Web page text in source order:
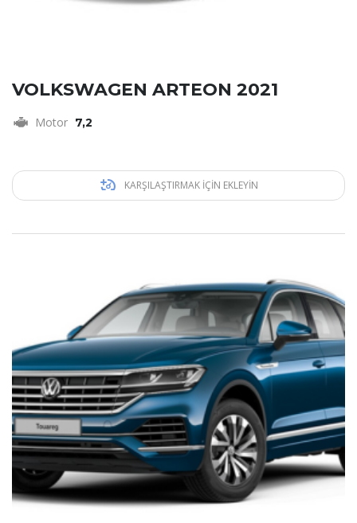
VOLKSWAGEN ARTEON 2021
Motor 7,2
KARŞILAŞTIRMAK IÇIN EKLEYIN